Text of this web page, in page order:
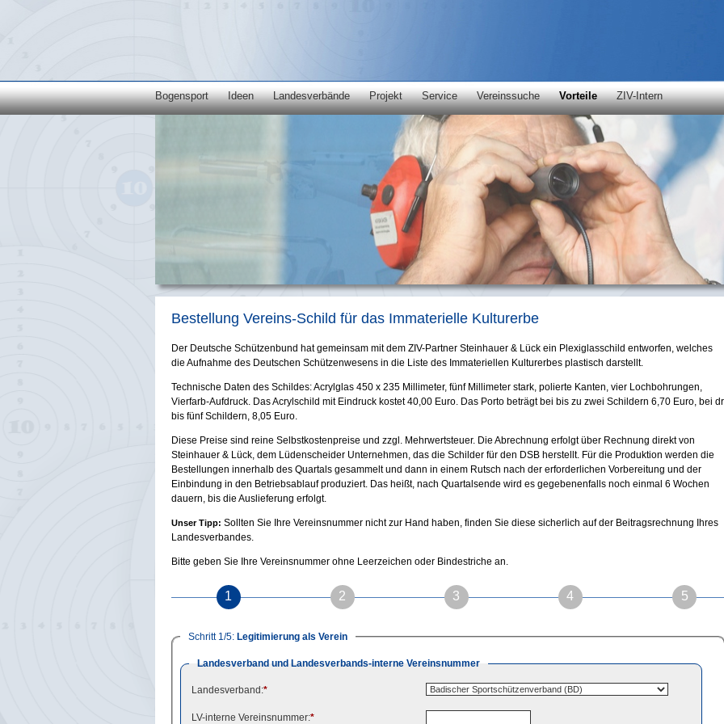
Bogensport Ideen Landesverbände Projekt Service Vereinssuche Vorteile ZIV-Intern
Bestellung Vereins-Schild für das Immaterielle Kulturerbe
Der Deutsche Schützenbund hat gemeinsam mit dem ZIV-Partner Steinhauer & Lück ein Plexiglasschild entworfen, welches
die Aufnahme des Deutschen Schützenwesens in die Liste des Immateriellen Kulturerbes plastisch darstellt.
Technische Daten des Schildes: Acrylglas 450 x 235 Millimeter, fünf Millimeter stark, polierte Kanten, vier Lochbohrungen,
Vierfarb-Aufdruck. Das Acrylschild mit Eindruck kostet 40,00 Euro. Das Porto beträgt bei bis zu zwei Schildern 6,70 Euro, bei
bis fünf Schildern, 8,05 Euro.
Diese Preise sind reine Selbstkostenpreise und zzgl. Mehrwertsteuer. Die Abrechnung erfolgt über Rechnung direkt von
Steinhauer & Lück, dem Lüdenscheider Unternehmen, das die Schilder für den DSB herstellt. Für die Produktion werden die
Bestellungen innerhalb des Quartals gesammelt und dann in einem Rutsch nach der erforderlichen Vorbereitung und der
Einbindung in den Betriebsablauf produziert. Das heißt, nach Quartalsende wird es gegebenenfalls noch einmal 6 Wochen
dauern, bis die Auslieferung erfolgt.
Unser Tipp: Sollten Sie Ihre Vereinsnummer nicht zur Hand haben, finden Sie diese sicherlich auf der Beitragsrechnung Ihres
Landesverbandes.
Bitte geben Sie Ihre Vereinsnummer ohne Leerzeichen oder Bindestriche an.
1 2 3 4 5
Schritt 1/5: Legitimierung als Verein
Landesverband und Landesverbands-interne Vereinsnummer
Landesverband:*
LV-interne Vereinsnummer:*